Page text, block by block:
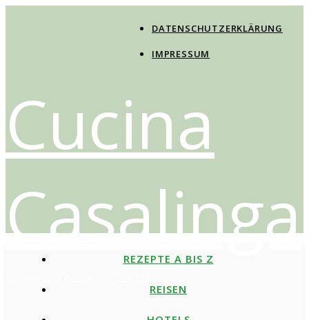
DATENSCHUTZERKLÄRUNG
IMPRESSUM
Cucina
Casalinga
REZEPTE A BIS Z
REISEN